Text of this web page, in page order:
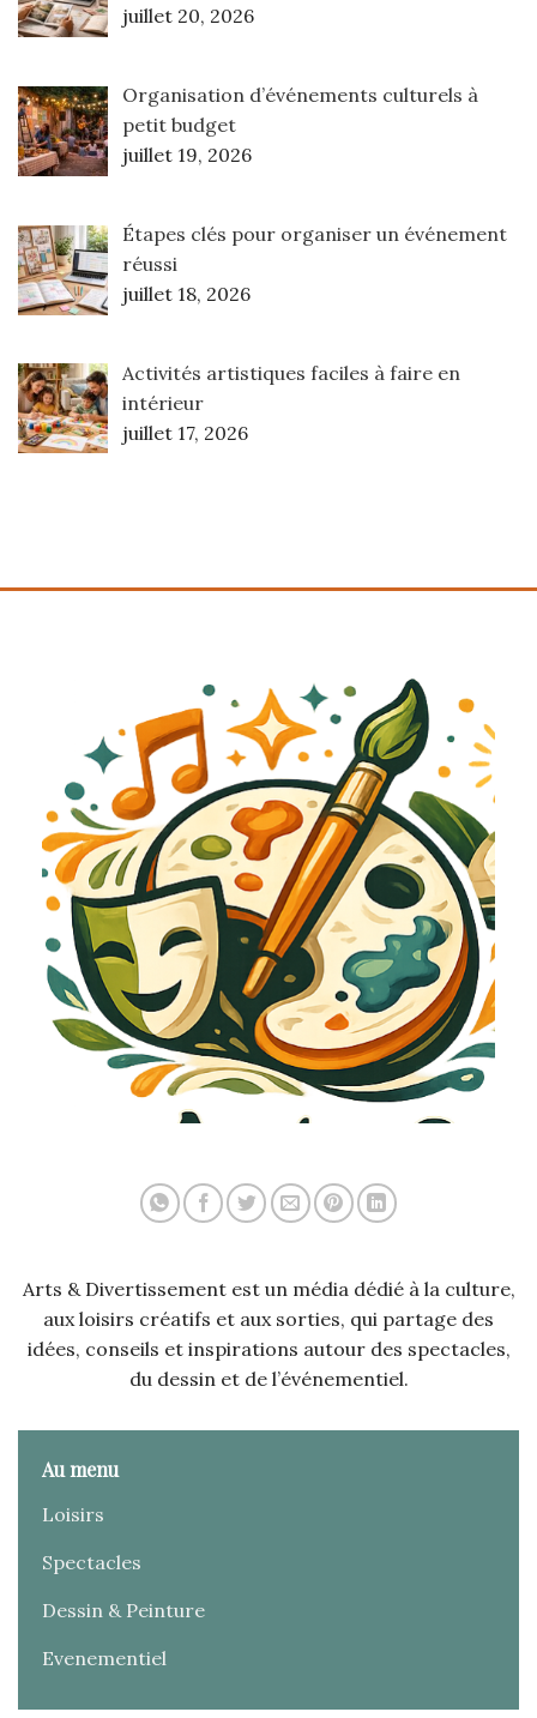
juillet 20, 2026
Organisation d’événements culturels à
petit budget
juillet 19, 2026
Étapes clés pour organiser un événement
réussi
juillet 18, 2026
Activités artistiques faciles à faire en
intérieur
juillet 17, 2026
Arts & Divertissement est un média dédié à la culture,
aux loisirs créatifs et aux sorties, qui partage des
idées, conseils et inspirations autour des spectacles,
du dessin et de l’événementiel.
Au menu
Loisirs
Spectacles
Dessin & Peinture
Evenementiel